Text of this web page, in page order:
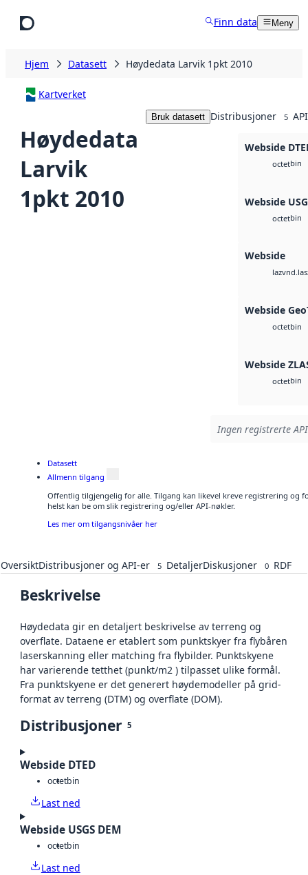
Finn data Meny
Hjem Datasett Høydedata Larvik 1pkt 2010
Kartverket
Høydedata
Larvik
1pkt 2010
Bruk datasett Distribusjoner 5
Webside
octetbin
Webside
octetbin
Webside
laz
Webside
octetbin
Webside
octetbin
Ingen registrerte
Datasett
Allmenn tilgang
Offentlig tilgjengelig for alle. Tilgang kan likevel kreve registrering og
helst kan be om slik registrering og/eller API-nøkler.
Les mer om tilgangsnivåer her
OversiktDistribusjoner og API-er 5 DetaljerDiskusjoner 0 RDF
Beskrivelse
Høydedata gir en detaljert beskrivelse av terreng og
overflate. Dataene er etablert som punktskyer fra flybåren
laserskanning eller matching fra flybilder. Punktskyene
har varierende tetthet (punkt/m2 ) tilpasset ulike formål.
Fra punktskyene er det generert høydemodeller på grid-
format av terreng (DTM) og overflate (DOM).
Distribusjoner 5
Webside DTED
octetbin
Last ned
Webside USGS DEM
octetbin
Last ned